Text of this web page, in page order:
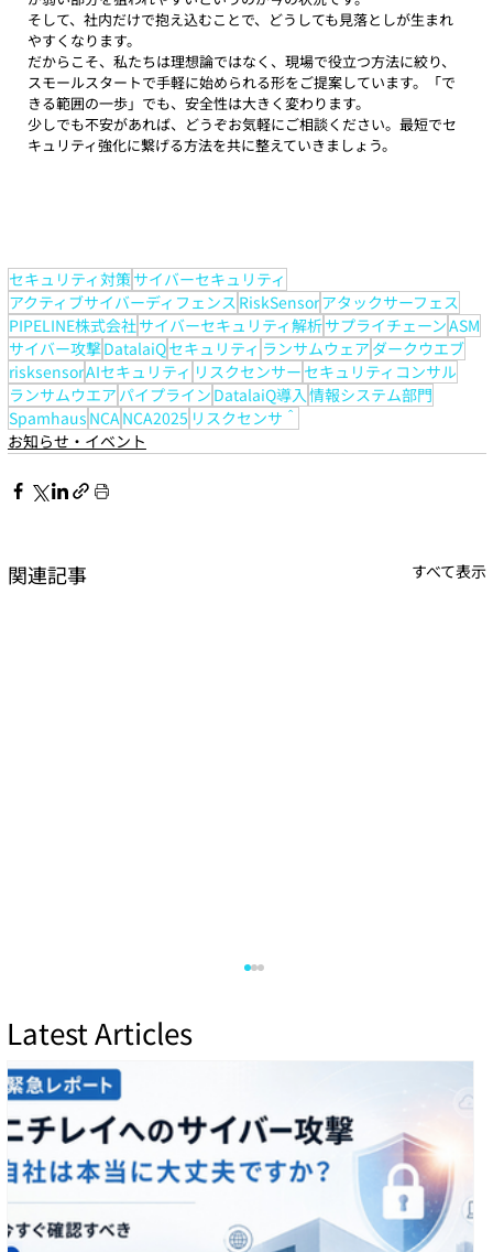
Latest Articles
そして、社内だけで抱え込むことで、どうしても見落としが生まれ
やすくなります。
だからこそ、私たちは理想論ではなく、現場で役立つ方法に絞り、
スモールスタートで手軽に始められる形をご提案しています。「で
きる範囲の一歩」でも、安全性は大きく変わります。
少しでも不安があれば、どうぞお気軽にご相談ください。最短でセ
キュリティ強化に繋げる方法を共に整えていきましょう。
セキュリティ対策サイバーセキュリティ
アクティブサイバーディフェンス RiskSensorアタックサーフェス
PIPELINE株式会社サイバーセキュリティ解析サプライチェーンASM
サイバー攻撃DatalaiQセキュリティ ランサムウェア ダークウエブ
risksensorAIセキュリティ リスクセンサー セキュリティコンサル
ランサムウエア パイプライン DatalaiQ導入情報システム部門
Spamhaus NCANCA2025 リスクセンサ＾
お知らせ・イベント
関連記事 すべて表示
本社移転のお知らせ